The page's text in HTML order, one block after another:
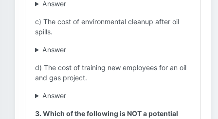
Answer
c) The cost of environmental cleanup after oil
spills.
Answer
d) The cost of training new employees for an oil
and gas project.
Answer
3. Which of the following is NOT a potential